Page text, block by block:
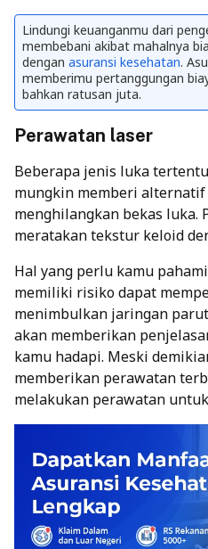
Lindungi keuanganmu dari
membebani akibat mahalnya
dengan asuransi kesehatan.
memberimu pertanggungan
bahkan ratusan juta.
Perawatan laser
Beberapa jenis luka
mungkin memberi
menghilangkan bekas luka.
meratakan tekstur keloid
Hal yang perlu kamu
memiliki risiko dapat
menimbulkan jaringan
akan memberikan
kamu hadapi. Meski
memberikan perawatan
melakukan perawatan